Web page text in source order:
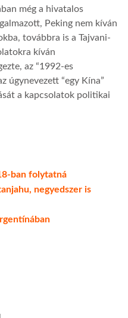
még a hivatalos
Peking nem kíván
továbbra is a Tajvani-
kíván
az “1992-es
úgynevezett “egy Kína”
a kapcsolatok politikai
ban folytatná
negyedszer is